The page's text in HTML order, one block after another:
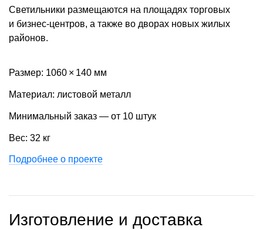
Светильники размещаются на площадях торговых
и бизнес-центров, а также во дворах новых жилых
районов.
Размер: 1060 × 140 мм
Материал: листовой металл
Минимальный заказ — от 10 штук
Вес: 32 кг
Подробнее о проекте
Изготовление и доставка